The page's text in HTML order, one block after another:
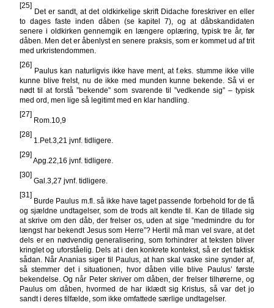
[25]
Det er sandt, at det oldkirkelige skrift Didache foreskriver en eller
to dages faste inden dåben (se kapitel 7), og at dåbskandidaten
senere i oldkirken gennemgik en længere oplæring, typisk tre år, før
dåben. Men det er åbenlyst en senere praksis, som er kommet ud af trit
med urkristendommen.
[26]
Paulus kan naturligvis ikke have ment, at f.eks. stumme ikke ville
kunne blive frelst, nu de ikke med munden kunne bekende. Så vi er
nødt til at forstå ”bekende” som svarende til ”vedkende sig” – typisk
med ord, men lige så legitimt med en klar handling.
[27]
Rom.10,9
[28]
1.Pet.3,21 jvnf. tidligere.
[29]
Apg.22,16 jvnf. tidligere.
[30]
Gal.3,27 jvnf. tidligere.
[31]
Burde Paulus m.fl. så ikke have taget passende forbehold for de få
og sjældne undtagelser, som de trods alt kendte til. Kan de tillade sig
at skrive om den dåb, der frelser os, uden at sige ”medmindre du for
længst har bekendt Jesus som Herre”? Hertil må man vel svare, at det
dels er en nødvendig generalisering, som forhindrer at teksten bliver
kringlet og uforståelig. Dels at i den konkrete kontekst, så er det faktisk
sådan. Når Ananias siger til Paulus, at han skal vaske sine synder af,
så stemmer det i situationen, hvor dåben ville blive Paulus’ første
bekendelse. Og når Peter skriver om dåben, der frelser tilhørerne, og
Paulus om dåben, hvormed de har iklædt sig Kristus, så var det jo
sandt i deres tilfælde, som ikke omfattede særlige undtagelser.